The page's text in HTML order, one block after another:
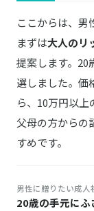
ここからは、男
まずは大人のリ
提案します。20
選しました。価
ら、10万円以
父母の方からの
すめです。
男性に贈りたい成人
20歳の手元に